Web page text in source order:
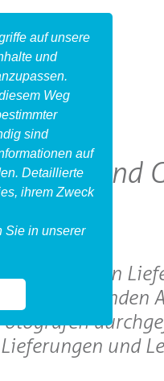
auf unsere
und
Weg
sind
auf
Detaillierte
ihrem Zweck
Sie in unserer
und
allgemeinen
(im folgenden
und